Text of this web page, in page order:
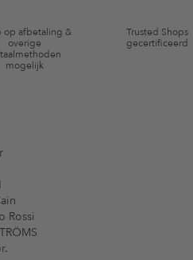
op afbetaling &
overige
mogelijk
Trusted Shops
gecertificeerd
Rossi